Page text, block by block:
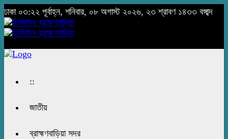
ঢাকা ০৩:২২ পূর্বাহ্ন, শনিবার, ০৮ অগাস্ট ২০২৬, ২৩ শ্রাবণ ১৪৩৩ বঙ্গাব্দ
::
জাতীয়
ব্রাহ্মণবাড়িয়া সদর